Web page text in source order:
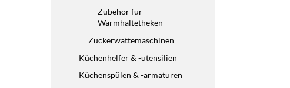
Zubehör für
Warmhaltetheken
Zuckerwattemaschinen
Küchenhelfer & -utensilien
Küchenspülen & -armaturen